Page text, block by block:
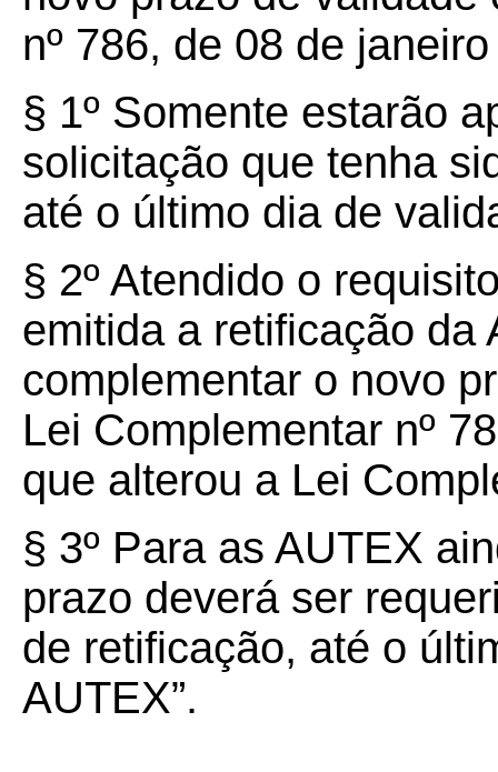
nº 786, de 08 de
§ 1º Somente estarão
solicitação que tenha
até o último dia de
§ 2º Atendido o
emitida a retificação da
complementar o novo
Lei Complementar nº
que alterou a Lei
§ 3º Para as AUTEX
prazo deverá ser
de retificação, até o
AUTEX”.